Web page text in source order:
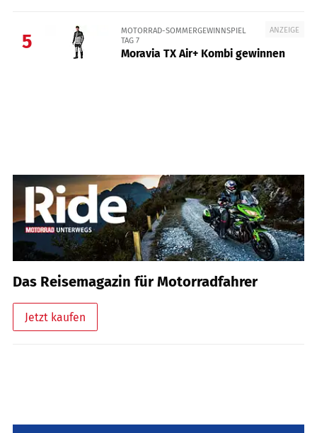
5
ANZEIGE
MOTORRAD-SOMMERGEWINNSPIEL
TAG 7
Moravia TX Air+ Kombi gewinnen
Das Reisemagazin für Motorradfahrer
Jetzt kaufen